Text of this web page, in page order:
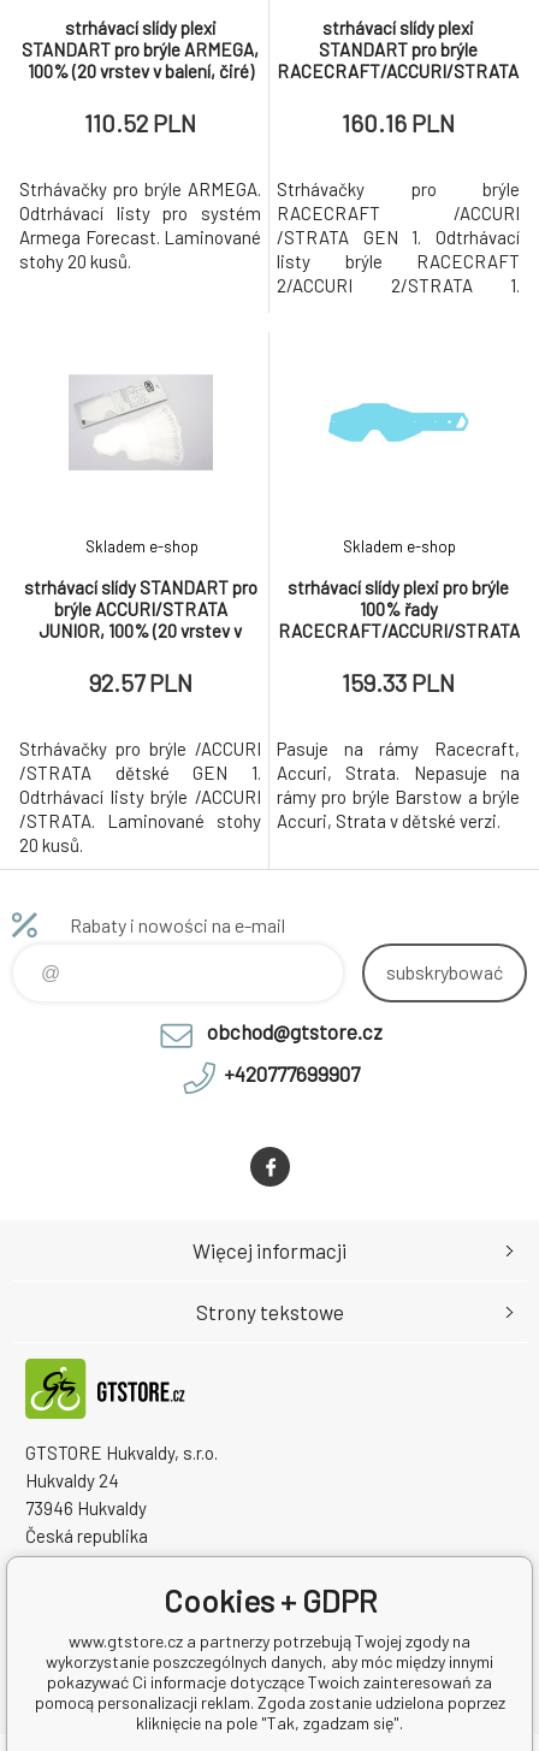
strhávací slídy plexi
STANDART pro brýle ARMEGA,
100% (20 vrstev v balení, čiré)
110.52 PLN
Strhávačky pro brýle ARMEGA.
Odtrhávací listy pro systém
Armega Forecast. Laminované
stohy 20 kusů.
strhávací slídy plexi
STANDART pro brýle
RACECRAFT/ACCURI/STRATA,
160.16 PLN
Strhávačky pro brýle
RACECRAFT /ACCURI
/STRATA GEN 1. Odtrhávací
listy brýle RACECRAFT
2/ACCURI 2/STRATA 1.
strhávací slídy STANDART pro
brýle ACCURI/STRATA
JUNIOR, 100% (20 vrstev v
Skladem e-shop
92.57 PLN
Strhávačky pro brýle /ACCURI
/STRATA dětské GEN 1.
Odtrhávací listy brýle /ACCURI
/STRATA. Laminované stohy
20 kusů.
strhávací slídy plexi pro brýle
100% řady
RACECRAFT/ACCURI/STRATA
balení, čiré)
Skladem e-shop
159.33 PLN
Pasuje na rámy Racecraft,
Accuri, Strata. Nepasuje na
rámy pro brýle Barstow a brýle
Accuri, Strata v dětské verzi.
Rabaty i nowości na e-mail
subskrybować
obchod@gtstore.cz
+420777699907
GTSTORE Hukvaldy, s.r.o.
Hukvaldy 24
73946 Hukvaldy
Česká republika
Numer identyfikacyjny firmy: 22259848
Więcej informacji
Strony tekstowe
Cookies + GDPR
www.gtstore.cz a partnerzy potrzebują Twojej zgody na
wykorzystanie poszczególnych danych, aby móc między innymi
pokazywać Ci informacje dotyczące Twoich zainteresowań za
pomocą personalizacji reklam. Zgoda zostanie udzielona poprzez
kliknięcie na pole "Tak, zgadzam się".